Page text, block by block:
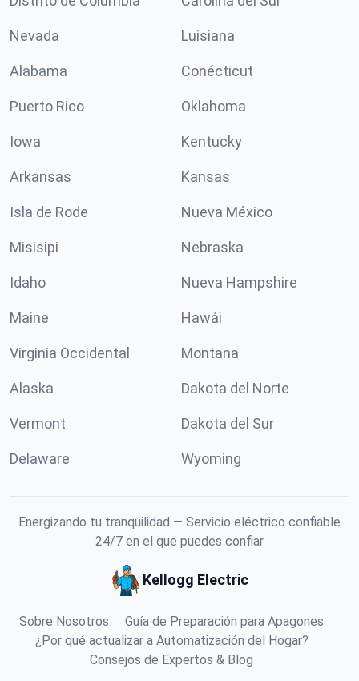
Nevada Luisiana
Alabama Conécticut
Puerto Rico Oklahoma
Iowa Kentucky
Arkansas Kansas
Isla de Rode Nueva México
Misisipi Nebraska
Idaho Nueva Hampshire
Maine Hawái
Virginia Occidental Montana
Alaska Dakota del Norte
Vermont Dakota del Sur
Delaware Wyoming
Energizando tu tranquilidad — Servicio eléctrico confiable
24/7 en el que puedes confiar
Kellogg Electric
Sobre Nosotros
Guía de Preparación para Apagones
¿Por qué actualizar a Automatización del Hogar?
Consejos de Expertos & Blog